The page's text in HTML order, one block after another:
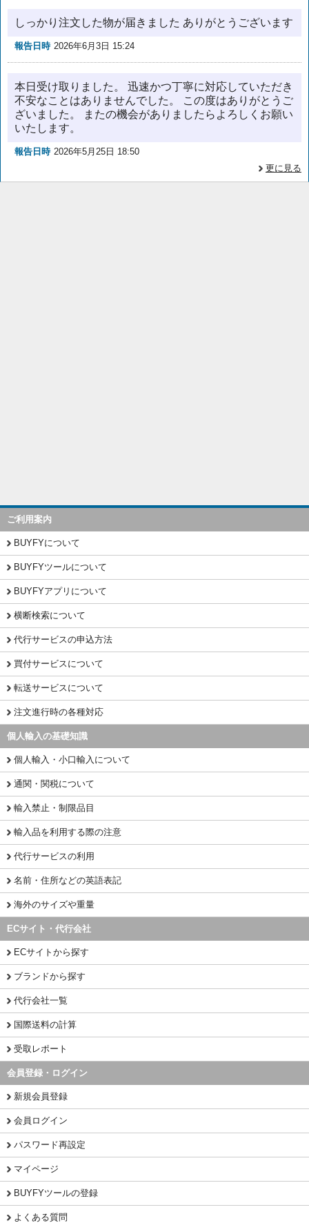
しっかり注文した物が届きました ありがとうございます
報告日時 2026年6月3日 15:24
本日受け取りました。 迅速かつ丁寧に対応していただき
不安なことはありませんでした。 この度はありがとうご
ざいました。 またの機会がありましたらよろしくお願い
いたします。
報告日時 2026年5月25日 18:50
更に見る
ご利用案内
BUYFYについて
BUYFYツールについて
BUYFYアプリについて
横断検索について
代行サービスの申込方法
買付サービスについて
転送サービスについて
注文進行時の各種対応
個人輸入の基礎知識
個人輸入・小口輸入について
通関・関税について
輸入禁止・制限品目
輸入品を利用する際の注意
代行サービスの利用
名前・住所などの英語表記
海外のサイズや重量
ECサイト・代行会社
ECサイトから探す
ブランドから探す
代行会社一覧
国際送料の計算
受取レポート
会員登録・ログイン
新規会員登録
会員ログイン
パスワード再設定
マイページ
BUYFYツールの登録
よくある質問